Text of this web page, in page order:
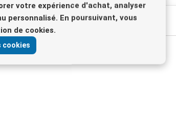
votre expérience d'achat, analyser
En poursuivant, vous
de cookies.
cookies